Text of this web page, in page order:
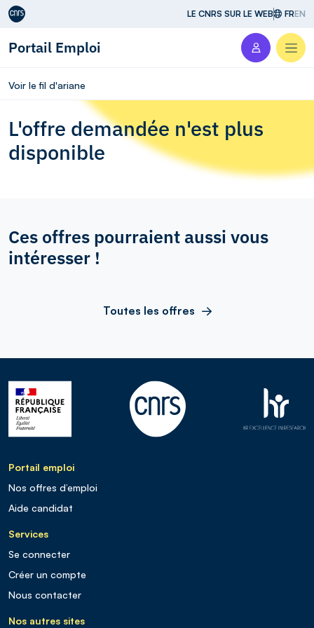
Aller au contenu LE CNRS SUR LE WEB FREN
Portail Emploi
Voir le fil d'ariane
L'offre demandée n'est plus
disponible
Ces offres pourraient aussi vous
intéresser !
Toutes les offres
Portail emploi
Nos offres d’emploi
Aide candidat
Services
Se connecter
Créer un compte
Nous contacter
Nos autres sites